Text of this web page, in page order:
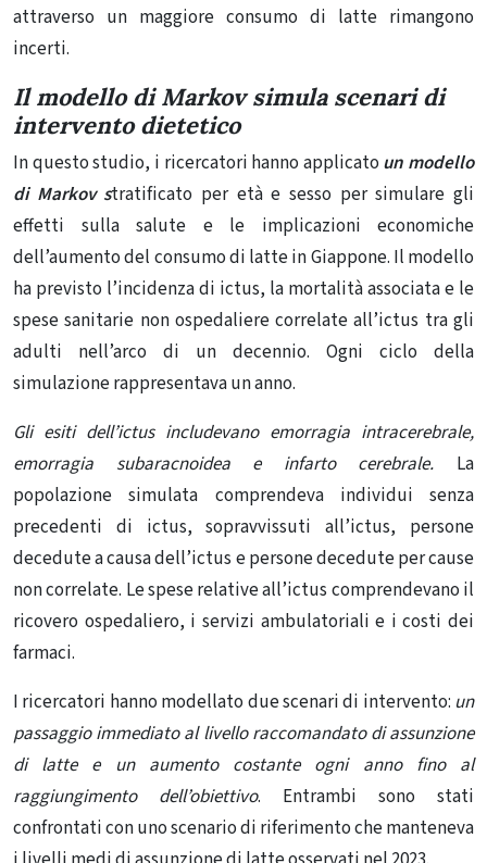
attraverso un maggiore consumo di latte rimangono
incerti.
Il modello di Markov simula scenari di
intervento dietetico
In questo studio, i ricercatori hanno applicato un modello
di Markov stratificato per età e sesso per simulare gli
effetti sulla salute e le implicazioni economiche
dell’aumento del consumo di latte in Giappone. Il modello
ha previsto l’incidenza di ictus, la mortalità associata e le
spese sanitarie non ospedaliere correlate all’ictus tra gli
adulti nell’arco di un decennio. Ogni ciclo della
simulazione rappresentava un anno.
Gli esiti dell’ictus includevano emorragia intracerebrale,
emorragia subaracnoidea e infarto cerebrale. La
popolazione simulata comprendeva individui senza
precedenti di ictus, sopravvissuti all’ictus, persone
decedute a causa dell’ictus e persone decedute per cause
non correlate. Le spese relative all’ictus comprendevano il
ricovero ospedaliero, i servizi ambulatoriali e i costi dei
farmaci.
I ricercatori hanno modellato due scenari di intervento: un
passaggio immediato al livello raccomandato di assunzione
di latte e un aumento costante ogni anno fino al
raggiungimento dell’obiettivo. Entrambi sono stati
confrontati con uno scenario di riferimento che manteneva